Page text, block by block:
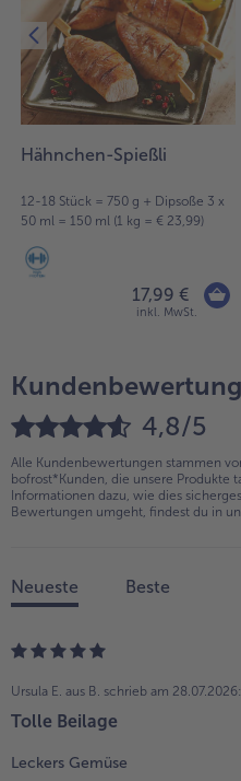
Hähnchen-Spießli
12-18 Stück = 750 g + Dipsoße 3 x
50 ml = 150 ml (1 kg = € 23,99)
17,99 €
inkl. MwSt.
4,8/5
Alle Kundenbewertungen stammen
bofrost*Kunden, die unsere Produkte
Informationen dazu, wie dies
Bewertungen umgeht, findest du in
Neueste Beste
Ursula E. aus B. schrieb am 28.07.2026:
Tolle Beilage
Leckers Gemüse